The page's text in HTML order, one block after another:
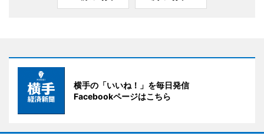
横手の「いいね！」を毎日発信
Facebookページはこちら